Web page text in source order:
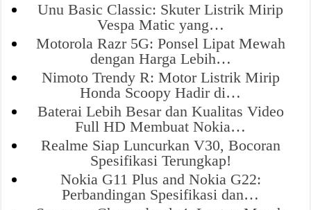
Unu Basic Classic: Skuter Listrik Mirip
Vespa Matic yang…
Motorola Razr 5G: Ponsel Lipat Mewah
dengan Harga Lebih…
Nimoto Trendy R: Motor Listrik Mirip
Honda Scoopy Hadir di…
Baterai Lebih Besar dan Kualitas Video
Full HD Membuat Nokia…
Realme Siap Luncurkan V30, Bocoran
Spesifikasi Terungkap!
Nokia G11 Plus and Nokia G22:
Perbandingan Spesifikasi dan…